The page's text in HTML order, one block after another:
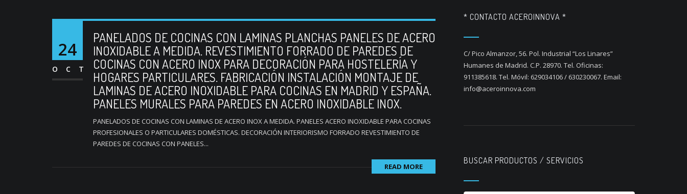
24
OCT
PANELADOS DE COCINAS CON LAMINAS PLANCHAS PANELES DE ACERO
INOXIDABLE A MEDIDA. REVESTIMIENTO FORRADO DE PAREDES DE
COCINAS CON ACERO INOX PARA DECORACIÓN PARA HOSTELERÍA Y
HOGARES PARTICULARES. FABRICACIÓN INSTALACIÓN MONTAJE DE
LAMINAS DE ACERO INOXIDABLE PARA COCINAS EN MADRID Y ESPAÑA.
PANELES MURALES PARA PAREDES EN ACERO INOXIDABLE INOX.
PANELADOS DE COCINAS CON LAMINAS DE ACERO INOX A MEDIDA. PANELES ACERO INOXIDABLE PARA COCINAS
PROFESIONALES O PARTICULARES DOMÉSTICAS. DECORACIÓN INTERIORISMO FORRADO REVESTIMIENTO DE
PAREDES DE COCINAS CON PANELES...
READ MORE
* CONTACTO ACEROINNOVA *
C/ Pico Almanzor, 56. Pol. Industrial “Los Linares”
Humanes de Madrid. C.P. 28970. Tel. Oficinas:
911385618. Tel. Móvil: 629034106 / 630230067. Email:
info@aceroinnova.com
BUSCAR PRODUCTOS / SERVICIOS